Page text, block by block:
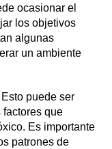
ocasionar el
los objetivos
algunas
un ambiente
Esto puede ser
que
Es importante
patrones de